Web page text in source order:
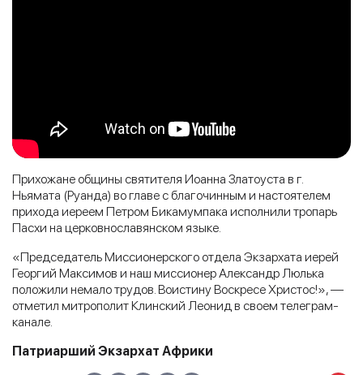
Прихожане общины святителя Иоанна Златоуста в г.
Ньямата (Руанда) во главе с благочинным и настоятелем
прихода иереем Петром Бикамумпака исполнили тропарь
Пасхи на церковнославянском языке.
«Председатель Миссионерского отдела Экзархата иерей
Георгий Максимов и наш миссионер Александр Люлька
положили немало трудов. Воистину Воскресе Христос!», —
отметил митрополит Клинский Леонид в своем телеграм-
канале.
Патриарший Экзархат Африки